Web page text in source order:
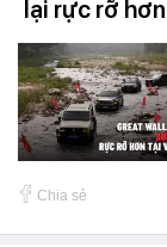
lại rực rỡ
Chia sẻ